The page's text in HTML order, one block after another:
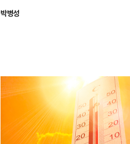
박병성
밀한 이야기
고독으로 숙성된 아름다움